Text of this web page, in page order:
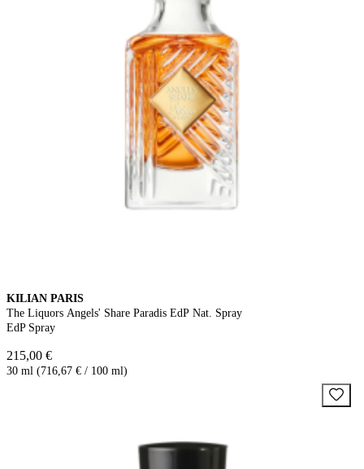
KILIAN PARIS
The Liquors Angels' Share Paradis EdP Nat. Spray
EdP Spray
215,00 €
30 ml (716,67 € / 100 ml)